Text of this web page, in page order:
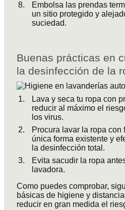
Embolsa las prendas
un sitio protegido y
suciedad.
Buenas prácticas en
la desinfección de la
Lava y seca tu ropa con
reducir al máximo el
los virus.
Procura lavar la ropa con
única forma existente y
la desinfección total.
Evita sacudir la ropa
lavadora.
Como puedes comprobar,
básicas de higiene y
reducir en gran medida el